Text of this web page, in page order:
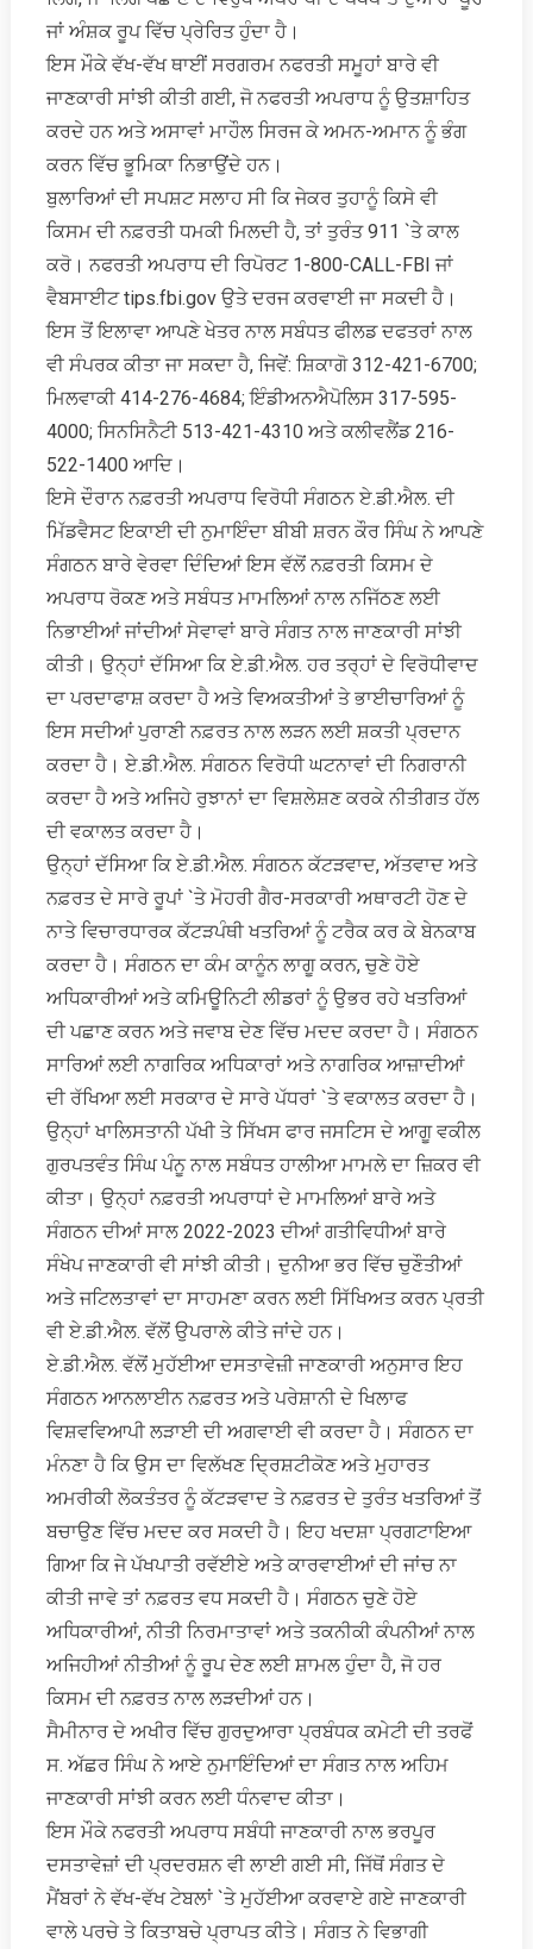
ਜਾਂ ਅੰਸ਼ਕ ਰੂਪ ਵਿੱਚ ਪ੍ਰੇਰਿਤ ਹੁੰਦਾ ਹੈ।
ਇਸ ਮੌਕੇ ਵੱਖ-ਵੱਖ ਥਾਈਂ ਸਰਗਰਮ ਨਫਰਤੀ ਸਮੂਹਾਂ ਬਾਰੇ ਵੀ
ਜਾਣਕਾਰੀ ਸਾਂਝੀ ਕੀਤੀ ਗਈ, ਜੋ ਨਫਰਤੀ ਅਪਰਾਧ ਨੂੰ ਉਤਸ਼ਾਹਿਤ
ਕਰਦੇ ਹਨ ਅਤੇ ਅਸਾਵਾਂ ਮਾਹੌਲ ਸਿਰਜ ਕੇ ਅਮਨ-ਅਮਾਨ ਨੂੰ ਭੰਗ
ਕਰਨ ਵਿੱਚ ਭੂਮਿਕਾ ਨਿਭਾਉਂਦੇ ਹਨ।
ਬੁਲਾਰਿਆਂ ਦੀ ਸਪਸ਼ਟ ਸਲਾਹ ਸੀ ਕਿ ਜੇਕਰ ਤੁਹਾਨੂੰ ਕਿਸੇ ਵੀ
ਕਿਸਮ ਦੀ ਨਫ਼ਰਤੀ ਧਮਕੀ ਮਿਲਦੀ ਹੈ, ਤਾਂ ਤੁਰੰਤ 911 `ਤੇ ਕਾਲ
ਕਰੋ। ਨਫਰਤੀ ਅਪਰਾਧ ਦੀ ਰਿਪੋਰਟ 1-800-CALL-FBI ਜਾਂ
ਵੈਬਸਾਈਟ tips.fbi.gov ਉਤੇ ਦਰਜ ਕਰਵਾਈ ਜਾ ਸਕਦੀ ਹੈ।
ਇਸ ਤੋਂ ਇਲਾਵਾ ਆਪਣੇ ਖੇਤਰ ਨਾਲ ਸਬੰਧਤ ਫੀਲਡ ਦਫਤਰਾਂ ਨਾਲ
ਵੀ ਸੰਪਰਕ ਕੀਤਾ ਜਾ ਸਕਦਾ ਹੈ, ਜਿਵੇਂ: ਸ਼ਿਕਾਗੋ 312-421-6700;
ਮਿਲਵਾਕੀ 414-276-4684; ਇੰਡੀਅਨਐਪੋਲਿਸ 317-595-
4000; ਸਿਨਸਿਨੈਟੀ 513-421-4310 ਅਤੇ ਕਲੀਵਲੈਂਡ 216-
522-1400 ਆਦਿ।
ਇਸੇ ਦੌਰਾਨ ਨਫ਼ਰਤੀ ਅਪਰਾਧ ਵਿਰੋਧੀ ਸੰਗਠਨ ਏ.ਡੀ.ਐਲ. ਦੀ
ਮਿੱਡਵੈਸਟ ਇਕਾਈ ਦੀ ਨੁਮਾਇੰਦਾ ਬੀਬੀ ਸ਼ਰਨ ਕੌਰ ਸਿੰਘ ਨੇ ਆਪਣੇ
ਸੰਗਠਨ ਬਾਰੇ ਵੇਰਵਾ ਦਿੰਦਿਆਂ ਇਸ ਵੱਲੋਂ ਨਫ਼ਰਤੀ ਕਿਸਮ ਦੇ
ਅਪਰਾਧ ਰੋਕਣ ਅਤੇ ਸਬੰਧਤ ਮਾਮਲਿਆਂ ਨਾਲ ਨਜਿੱਠਣ ਲਈ
ਨਿਭਾਈਆਂ ਜਾਂਦੀਆਂ ਸੇਵਾਵਾਂ ਬਾਰੇ ਸੰਗਤ ਨਾਲ ਜਾਣਕਾਰੀ ਸਾਂਝੀ
ਕੀਤੀ। ਉਨ੍ਹਾਂ ਦੱਸਿਆ ਕਿ ਏ.ਡੀ.ਐਲ. ਹਰ ਤਰ੍ਹਾਂ ਦੇ ਵਿਰੋਧੀਵਾਦ
ਦਾ ਪਰਦਾਫਾਸ਼ ਕਰਦਾ ਹੈ ਅਤੇ ਵਿਅਕਤੀਆਂ ਤੇ ਭਾਈਚਾਰਿਆਂ ਨੂੰ
ਇਸ ਸਦੀਆਂ ਪੁਰਾਣੀ ਨਫ਼ਰਤ ਨਾਲ ਲੜਨ ਲਈ ਸ਼ਕਤੀ ਪ੍ਰਦਾਨ
ਕਰਦਾ ਹੈ। ਏ.ਡੀ.ਐਲ. ਸੰਗਠਨ ਵਿਰੋਧੀ ਘਟਨਾਵਾਂ ਦੀ ਨਿਗਰਾਨੀ
ਕਰਦਾ ਹੈ ਅਤੇ ਅਜਿਹੇ ਰੁਝਾਨਾਂ ਦਾ ਵਿਸ਼ਲੇਸ਼ਣ ਕਰਕੇ ਨੀਤੀਗਤ ਹੱਲ
ਦੀ ਵਕਾਲਤ ਕਰਦਾ ਹੈ।
ਉਨ੍ਹਾਂ ਦੱਸਿਆ ਕਿ ਏ.ਡੀ.ਐਲ. ਸੰਗਠਨ ਕੱਟੜਵਾਦ, ਅੱਤਵਾਦ ਅਤੇ
ਨਫ਼ਰਤ ਦੇ ਸਾਰੇ ਰੂਪਾਂ `ਤੇ ਮੋਹਰੀ ਗੈਰ-ਸਰਕਾਰੀ ਅਥਾਰਟੀ ਹੋਣ ਦੇ
ਨਾਤੇ ਵਿਚਾਰਧਾਰਕ ਕੱਟੜਪੰਥੀ ਖਤਰਿਆਂ ਨੂੰ ਟਰੈਕ ਕਰ ਕੇ ਬੇਨਕਾਬ
ਕਰਦਾ ਹੈ। ਸੰਗਠਨ ਦਾ ਕੰਮ ਕਾਨੂੰਨ ਲਾਗੂ ਕਰਨ, ਚੁਣੇ ਹੋਏ
ਅਧਿਕਾਰੀਆਂ ਅਤੇ ਕਮਿਊਨਿਟੀ ਲੀਡਰਾਂ ਨੂੰ ਉਭਰ ਰਹੇ ਖਤਰਿਆਂ
ਦੀ ਪਛਾਣ ਕਰਨ ਅਤੇ ਜਵਾਬ ਦੇਣ ਵਿੱਚ ਮਦਦ ਕਰਦਾ ਹੈ। ਸੰਗਠਨ
ਸਾਰਿਆਂ ਲਈ ਨਾਗਰਿਕ ਅਧਿਕਾਰਾਂ ਅਤੇ ਨਾਗਰਿਕ ਆਜ਼ਾਦੀਆਂ
ਦੀ ਰੱਖਿਆ ਲਈ ਸਰਕਾਰ ਦੇ ਸਾਰੇ ਪੱਧਰਾਂ `ਤੇ ਵਕਾਲਤ ਕਰਦਾ ਹੈ।
ਉਨ੍ਹਾਂ ਖਾਲਿਸਤਾਨੀ ਪੱਖੀ ਤੇ ਸਿੱਖਸ ਫਾਰ ਜਸਟਿਸ ਦੇ ਆਗੂ ਵਕੀਲ
ਗੁਰਪਤਵੰਤ ਸਿੰਘ ਪੰਨੂ ਨਾਲ ਸਬੰਧਤ ਹਾਲੀਆ ਮਾਮਲੇ ਦਾ ਜ਼ਿਕਰ ਵੀ
ਕੀਤਾ। ਉਨ੍ਹਾਂ ਨਫ਼ਰਤੀ ਅਪਰਾਧਾਂ ਦੇ ਮਾਮਲਿਆਂ ਬਾਰੇ ਅਤੇ
ਸੰਗਠਨ ਦੀਆਂ ਸਾਲ 2022-2023 ਦੀਆਂ ਗਤੀਵਿਧੀਆਂ ਬਾਰੇ
ਸੰਖੇਪ ਜਾਣਕਾਰੀ ਵੀ ਸਾਂਝੀ ਕੀਤੀ। ਦੁਨੀਆ ਭਰ ਵਿੱਚ ਚੁਣੌਤੀਆਂ
ਅਤੇ ਜਟਿਲਤਾਵਾਂ ਦਾ ਸਾਹਮਣਾ ਕਰਨ ਲਈ ਸਿੱਖਿਅਤ ਕਰਨ ਪ੍ਰਤੀ
ਵੀ ਏ.ਡੀ.ਐਲ. ਵੱਲੋਂ ਉਪਰਾਲੇ ਕੀਤੇ ਜਾਂਦੇ ਹਨ।
ਏ.ਡੀ.ਐਲ. ਵੱਲੋਂ ਮੁਹੱਈਆ ਦਸਤਾਵੇਜ਼ੀ ਜਾਣਕਾਰੀ ਅਨੁਸਾਰ ਇਹ
ਸੰਗਠਨ ਆਨਲਾਈਨ ਨਫ਼ਰਤ ਅਤੇ ਪਰੇਸ਼ਾਨੀ ਦੇ ਖਿਲਾਫ
ਵਿਸ਼ਵਵਿਆਪੀ ਲੜਾਈ ਦੀ ਅਗਵਾਈ ਵੀ ਕਰਦਾ ਹੈ। ਸੰਗਠਨ ਦਾ
ਮੰਨਣਾ ਹੈ ਕਿ ਉਸ ਦਾ ਵਿਲੱਖਣ ਦ੍ਰਿਸ਼ਟੀਕੋਣ ਅਤੇ ਮੁਹਾਰਤ
ਅਮਰੀਕੀ ਲੋਕਤੰਤਰ ਨੂੰ ਕੱਟੜਵਾਦ ਤੇ ਨਫ਼ਰਤ ਦੇ ਤੁਰੰਤ ਖਤਰਿਆਂ ਤੋਂ
ਬਚਾਉਣ ਵਿੱਚ ਮਦਦ ਕਰ ਸਕਦੀ ਹੈ। ਇਹ ਖਦਸ਼ਾ ਪ੍ਰਗਟਾਇਆ
ਗਿਆ ਕਿ ਜੇ ਪੱਖਪਾਤੀ ਰਵੱਈਏ ਅਤੇ ਕਾਰਵਾਈਆਂ ਦੀ ਜਾਂਚ ਨਾ
ਕੀਤੀ ਜਾਵੇ ਤਾਂ ਨਫ਼ਰਤ ਵਧ ਸਕਦੀ ਹੈ। ਸੰਗਠਨ ਚੁਣੇ ਹੋਏ
ਅਧਿਕਾਰੀਆਂ, ਨੀਤੀ ਨਿਰਮਾਤਾਵਾਂ ਅਤੇ ਤਕਨੀਕੀ ਕੰਪਨੀਆਂ ਨਾਲ
ਅਜਿਹੀਆਂ ਨੀਤੀਆਂ ਨੂੰ ਰੂਪ ਦੇਣ ਲਈ ਸ਼ਾਮਲ ਹੁੰਦਾ ਹੈ, ਜੋ ਹਰ
ਕਿਸਮ ਦੀ ਨਫ਼ਰਤ ਨਾਲ ਲੜਦੀਆਂ ਹਨ।
ਸੈਮੀਨਾਰ ਦੇ ਅਖੀਰ ਵਿੱਚ ਗੁਰਦੁਆਰਾ ਪ੍ਰਬੰਧਕ ਕਮੇਟੀ ਦੀ ਤਰਫੋਂ
ਸ. ਅੱਛਰ ਸਿੰਘ ਨੇ ਆਏ ਨੁਮਾਇੰਦਿਆਂ ਦਾ ਸੰਗਤ ਨਾਲ ਅਹਿਮ
ਜਾਣਕਾਰੀ ਸਾਂਝੀ ਕਰਨ ਲਈ ਧੰਨਵਾਦ ਕੀਤਾ।
ਇਸ ਮੌਕੇ ਨਫਰਤੀ ਅਪਰਾਧ ਸਬੰਧੀ ਜਾਣਕਾਰੀ ਨਾਲ ਭਰਪੂਰ
ਦਸਤਾਵੇਜ਼ਾਂ ਦੀ ਪ੍ਰਦਰਸ਼ਨ ਵੀ ਲਾਈ ਗਈ ਸੀ, ਜਿੱਥੋਂ ਸੰਗਤ ਦੇ
ਮੈਂਬਰਾਂ ਨੇ ਵੱਖ-ਵੱਖ ਟੇਬਲਾਂ `ਤੇ ਮੁਹੱਈਆ ਕਰਵਾਏ ਗਏ ਜਾਣਕਾਰੀ
ਵਾਲੇ ਪਰਚੇ ਤੇ ਕਿਤਾਬਚੇ ਪ੍ਰਾਪਤ ਕੀਤੇ। ਸੰਗਤ ਨੇ ਵਿਭਾਗੀ